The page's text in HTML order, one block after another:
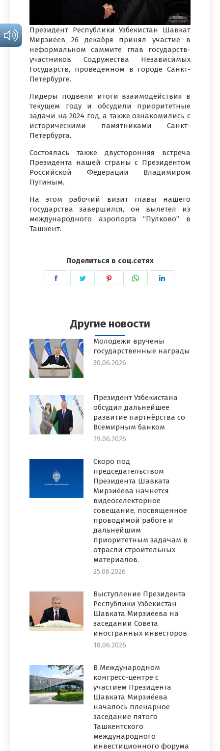
Президент Республики Узбекистан Шавкат
Мирзиёев 26 декабря принял участие в
неформальном саммите глав государств-
участников Содружества Независимых
Государств, проведенном в городе Санкт-
Петербурге.
Лидеры подвели итоги взаимодействия в
текущем году и обсудили приоритетные
задачи на 2024 год, а также ознакомились с
историческими памятниками Санкт-
Петербурга.
Состоялась также двусторонняя встреча
Президента нашей страны с Президентом
Российской Федерации Владимиром
Путиным.
На этом рабочий визит главы нашего
государства завершился, он вылетел из
международного аэропорта “Пулково” в
Ташкент.
Поделиться в соц.сетях
ПоделитьсяПоделитьсяПоделитьсяПоделиться
Другие новости
Молодежи вручены
государственные награды
30.06.2026
Президент Узбекистана
обсудил дальнейшее
развитие партнёрства со
Всемирным банком
29.06.2026
Скоро под
председательством
Президента Шавката
Мирзиёева начнется
видеоселекторное
совещание, посвященное
проводимой работе и
дальнейшим
приоритетным задачам в
отрасли строительных
материалов.
25.06.2026
Выступление Президента
Республики Узбекистан
Шавката Мирзиёева на
заседании Совета
иностранных инвесторов
18.06.2026
В Международном
конгресс-центре с
участием Президента
Шавката Мирзиёева
началось пленарное
заседание пятого
Ташкентского
международного
инвестиционного форума